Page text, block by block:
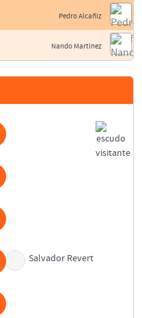
Pedro Alcañiz
Nando Martínez
Salvador Revert